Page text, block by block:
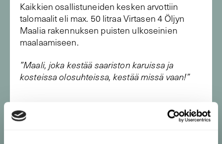
Kaikkien osallistuneiden kesken arvottiin
talomaalit eli max. 50 litraa Virtasen 4 Öljyn
Maalia rakennuksen puisten ulkoseinien
maalaamiseen.
”Maali, joka kestää saariston karuissa ja
kosteissa olosuhteissa, kestää missä vaan!”
Virtasen Maalit – Terveen Talon Paras Kaveri